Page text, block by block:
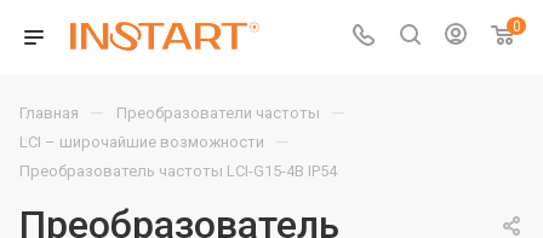
0
Главная — Преобразователи частоты —
LCI – широчайшие возможности —
Преобразователь частоты LCI-G15-4B IP54
Преобразователь